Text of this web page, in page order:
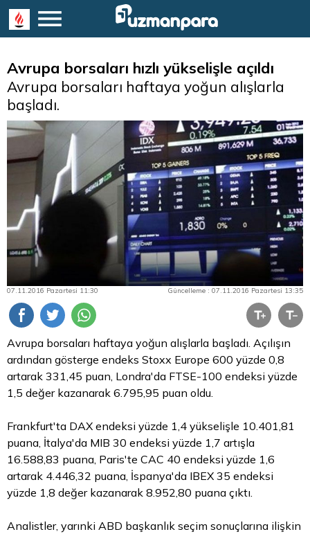
Avrupa borsaları hızlı yükselişle açıldı
Avrupa borsaları haftaya yoğun alışlarla
başladı.
07.11.2016 Pazartesi 11:30 Güncelleme : 07.11.2016 Pazartesi 13:35
Avrupa borsaları haftaya yoğun alışlarla başladı. Açılışın
ardından gösterge endeks Stoxx Europe 600 yüzde 0,8
artarak 331,45 puan, Londra'da FTSE-100 endeksi yüzde
1,5 değer kazanarak 6.795,95 puan oldu.
Frankfurt'ta DAX endeksi yüzde 1,4 yükselişle 10.401,81
puana, İtalya'da MIB 30 endeksi yüzde 1,7 artışla
16.588,83 puana, Paris'te CAC 40 endeksi yüzde 1,6
artarak 4.446,32 puana, İspanya'da IBEX 35 endeksi
yüzde 1,8 değer kazanarak 8.952,80 puana çıktı.
Analistler, yarınki ABD başkanlık seçim sonuçlarına ilişkin